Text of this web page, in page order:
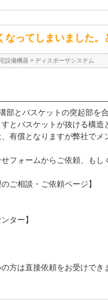
ってしまいました。
設備機器 > ディスポーザシステム
部とバスケットの突起部を合
とバスケットが抜ける構造
有償となりますが弊社でメ
フォームからご依頼、も
ご相談・ご依頼ページ】
ター】
方は直接依頼をお受けで